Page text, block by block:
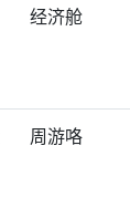
经济舱
周游咯